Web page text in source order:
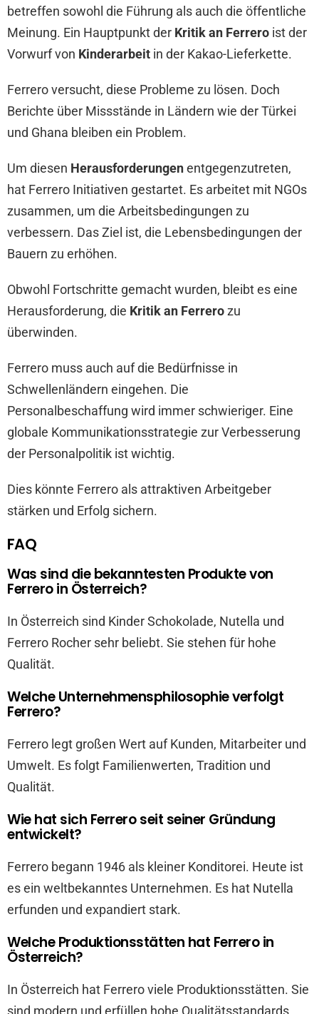
betreffen sowohl die Führung als auch die öffentliche
Meinung. Ein Hauptpunkt der Kritik an Ferrero ist der
Vorwurf von Kinderarbeit in der Kakao-Lieferkette.
Ferrero versucht, diese Probleme zu lösen. Doch
Berichte über Missstände in Ländern wie der Türkei
und Ghana bleiben ein Problem.
Um diesen Herausforderungenentgegenzutreten,
hat Ferrero Initiativen gestartet. Es arbeitet mit NGOs
zusammen, um die Arbeitsbedingungen zu
verbessern. Das Ziel ist, die Lebensbedingungen der
Bauern zu erhöhen.
Obwohl Fortschritte gemacht wurden, bleibt es eine
Herausforderung, die Kritik an Ferrerozu
überwinden.
Ferrero muss auch auf die Bedürfnisse in
Schwellenländern eingehen. Die
Personalbeschaffung wird immer schwieriger. Eine
globale Kommunikationsstrategie zur Verbesserung
der Personalpolitik ist wichtig.
Dies könnte Ferrero als attraktiven Arbeitgeber
stärken und Erfolg sichern.
FAQ
Was sind die bekanntesten Produkte von
Ferrero in Österreich?
In Österreich sind Kinder Schokolade, Nutella und
Ferrero Rocher sehr beliebt. Sie stehen für hohe
Qualität.
Welche Unternehmensphilosophie verfolgt
Ferrero?
Ferrero legt großen Wert auf Kunden, Mitarbeiter und
Umwelt. Es folgt Familienwerten, Tradition und
Qualität.
Wie hat sich Ferrero seit seiner Gründung
entwickelt?
Ferrero begann 1946 als kleiner Konditorei. Heute ist
es ein weltbekanntes Unternehmen. Es hat Nutella
erfunden und expandiert stark.
Welche Produktionsstätten hat Ferrero in
Österreich?
In Österreich hat Ferrero viele Produktionsstätten. Sie
sind modern und erfüllen hohe Qualitätsstandards.